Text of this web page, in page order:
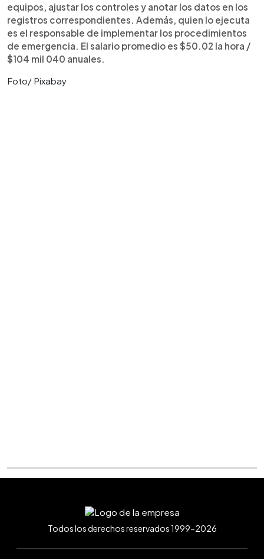
equipos, ajustar los controles y anotar los datos en los
registros correspondientes. Además, quien lo ejecuta
es el responsable de implementar los procedimientos
de emergencia. El salario promedio es $50.02 la hora /
$104 mil 040 anuales.
Foto/ Pixabay
Todos los derechos reservados 1999-2026